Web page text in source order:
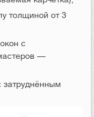
толщиной от 3
с
—
затруднённым